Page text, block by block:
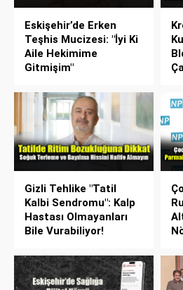
Eskişehir’de Erken
Teşhis Mucizesi: "İyi Ki
Aile Hekimime
Gitmişim"
Gizli Tehlike "Tatil
Kalbi Sendromu": Kalp
Hastası Olmayanları
Bile Vurabiliyor!